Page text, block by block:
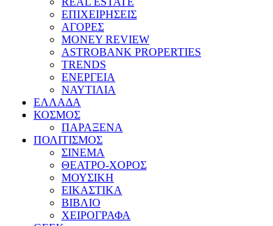
ΕΠΙΧΕΙΡΗΣΕΙΣ
ΑΓΟΡΕΣ
MONEY REVIEW
ASTROBANK PROPERTIES
TRENDS
ΕΝΕΡΓΕΙΑ
ΝΑΥΤΙΛΙΑ
ΕΛΛΑΔΑ
ΚΟΣΜΟΣ
ΠΑΡΑΞΕΝΑ
ΠΟΛΙΤΙΣΜΟΣ
ΣΙΝΕΜΑ
ΘΕΑΤΡΟ-ΧΟΡΟΣ
ΜΟΥΣΙΚΗ
ΕΙΚΑΣΤΙΚΑ
ΒΙΒΛΙΟ
ΧΕΙΡΟΓΡΑΦΑ